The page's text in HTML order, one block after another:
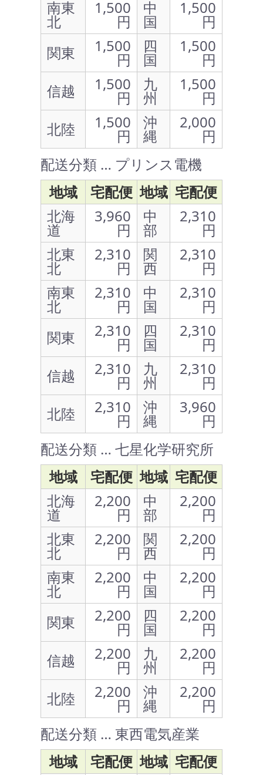
南東
北
1,500
円
中
国
1,500
円
関東
1,500
円
四
国
1,500
円
信越
1,500
円
九
州
1,500
円
北陸
1,500
円
沖
縄
2,000
円
配送分類 … プリンス電機
地域
宅配便 地域 宅配便
北海
道
3,960
円
中
部
2,310
円
北東
北
2,310
円
関
西
2,310
円
南東
北
2,310
円
中
国
2,310
円
関東
2,310
円
四
国
2,310
円
信越
2,310
円
九
州
2,310
円
北陸
2,310
円
沖
縄
3,960
円
配送分類 … 七星化学研究所
地域
宅配便 地域 宅配便
北海
道
2,200
円
中
部
2,200
円
北東
北
2,200
円
関
西
2,200
円
南東
北
2,200
円
中
国
2,200
円
関東
2,200
円
四
国
2,200
円
信越
2,200
円
九
州
2,200
円
北陸
2,200
円
沖
縄
2,200
円
配送分類 … 東西電気産業
地域
宅配便 地域 宅配便